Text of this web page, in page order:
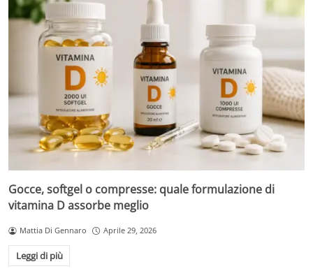
Gocce, softgel o compresse: quale formulazione di
vitamina D assorbe meglio
Mattia Di Gennaro Aprile 29, 2026
Leggi di più